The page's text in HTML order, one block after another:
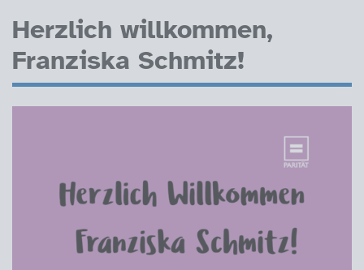
Herzlich willkommen,
Franziska Schmitz!